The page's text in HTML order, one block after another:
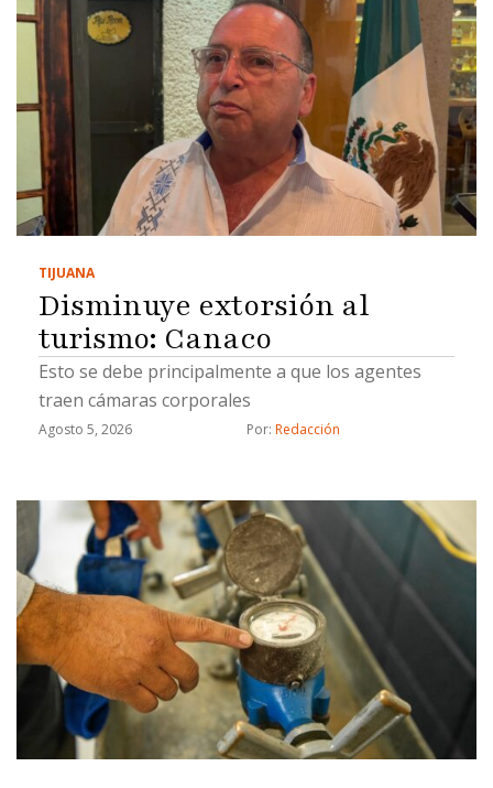
TIJUANA
Disminuye extorsión al
turismo: Canaco
Esto se debe principalmente a que los agentes
traen cámaras corporales
Agosto 5, 2026 Por: Redacción